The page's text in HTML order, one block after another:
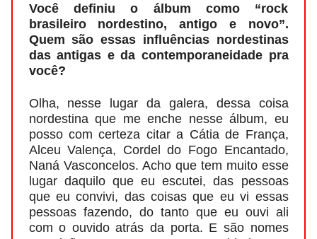
Você definiu o álbum como “rock
brasileiro nordestino, antigo e novo”.
Quem são essas influências nordestinas
das antigas e da contemporaneidade pra
você?
Olha, nesse lugar da galera, dessa coisa
nordestina que me enche nesse álbum, eu
posso com certeza citar a Cátia de França,
Alceu Valença, Cordel do Fogo Encantado,
Naná Vasconcelos. Acho que tem muito esse
lugar daquilo que eu escutei, das pessoas
que eu convivi, das coisas que eu vi essas
pessoas fazendo, do tanto que eu ouvi ali
com o ouvido atrás da porta. E são nomes